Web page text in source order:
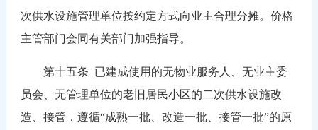
次供水设施管理单位按约定方式向业主合理分摊。价格
主管部门会同有关部门加强指导。
第十五条 已建成使用的无物业服务人、无业主委
员会、无管理单位的老旧居民小区的二次供水设施改
造、接管，遵循“成熟一批、改造一批、接管一批”的原